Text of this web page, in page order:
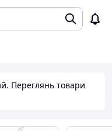
Переглянь товари